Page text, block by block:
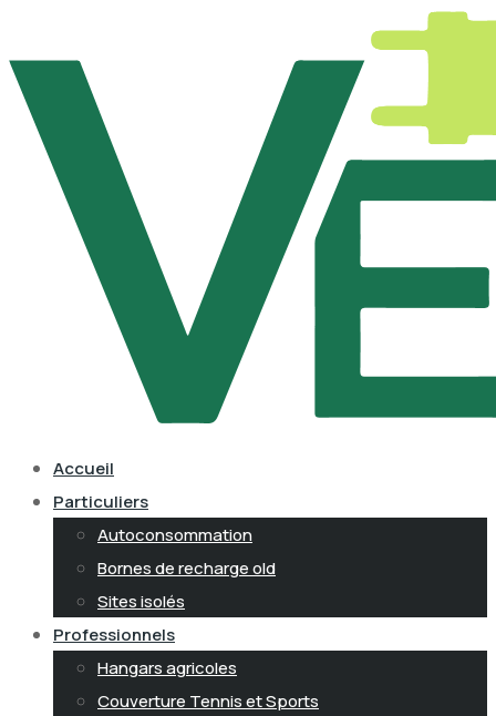
Accueil
Particuliers
Autoconsommation
Bornes de recharge old
Sites isolés
Professionnels
Hangars agricoles
Couverture Tennis et Sports